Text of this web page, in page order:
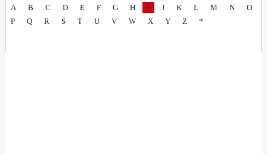
A B C D E F G H J K L M N
O
P
Q R S T U V W X Y Z *